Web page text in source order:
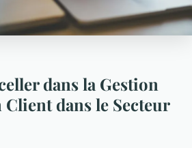
dans la Gestion
Client dans le Secteur